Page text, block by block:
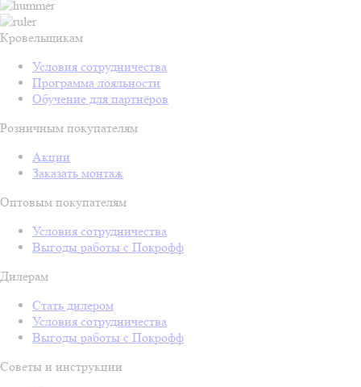
Кровельщикам
Условия сотрудничества
Программа лояльности
Обучение для партнёров
Розничным покупателям
Акции
Заказать монтаж
Оптовым покупателям
Условия сотрудничества
Выгоды работы с Покрофф
Дилерам
Стать дилером
Условия сотрудничества
Выгоды работы с Покрофф
Советы и инструкции